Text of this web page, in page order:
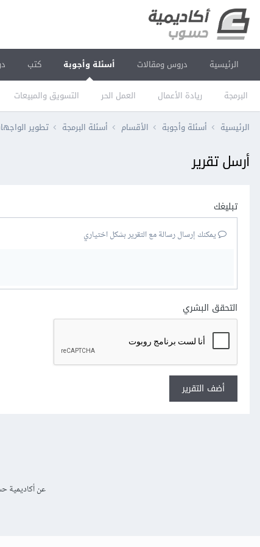
الرئيسية دروس ومقالات أسئلة وأجوبة
البرمجة ريادة الأعمال العمل الحر التسويق والمبيعات
كتب
الرئيسية أسئلة وأجوبة الأقسام أسئلة البرمجة تطوير
أرسل تقرير
تبليغك
يمكنك إرسال رسالة مع التقرير بشكل اختياري
التحقق البشري
أضف التقرير
عن أكاديمية